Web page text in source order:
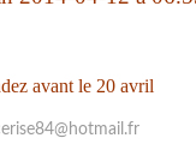
avant le 20 avril